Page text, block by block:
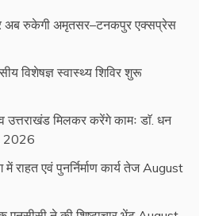
अब रुकेगी अमृतसर–टनकपुर एक्सप्रेस
विशेषज्ञ स्वास्थ्य शिविर शुरू
व उत्तराखंड मिलकर करेंगे कामः डाॅ. धन
2026
राहत एवं पुनर्निर्माण कार्य तेज August